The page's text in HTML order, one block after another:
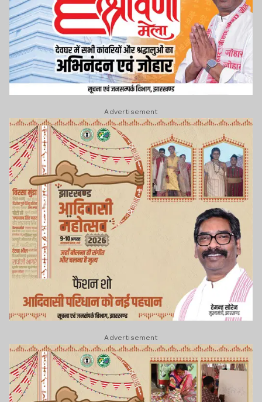
Advertisement
Advertisement